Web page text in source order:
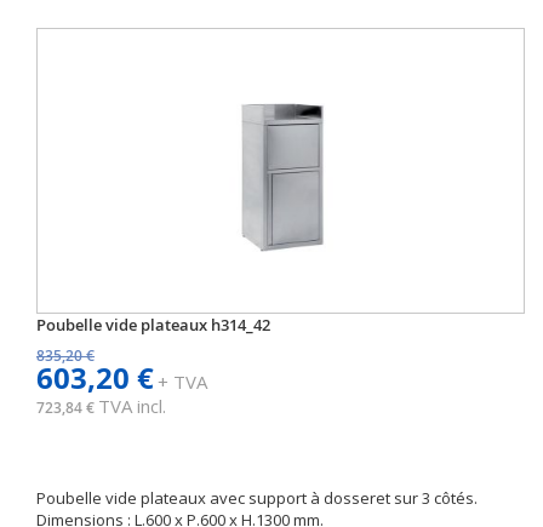
Poubelle vide plateaux h314_42
835,20 €
603,20 €+ TVA
723,84 € TVA incl.
Poubelle vide plateaux avec support à dosseret sur 3 côtés.
Dimensions : L.600 x P.600 x H.1300 mm.